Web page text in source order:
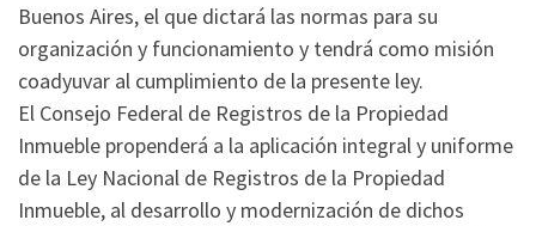
Buenos Aires, el que dictará las normas para su
organización y funcionamiento y tendrá como misión
coadyuvar al cumplimiento de la presente ley.
El Consejo Federal de Registros de la Propiedad
Inmueble propenderá a la aplicación integral y uniforme
de la Ley Nacional de Registros de la Propiedad
Inmueble, al desarrollo y modernización de dichos